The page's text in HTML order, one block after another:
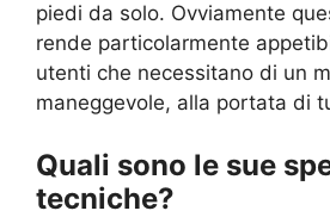
piedi da solo. Ovviamente
rende particolarmente
utenti che necessitano di un
maneggevole, alla portata di
Quali sono le sue
tecniche?